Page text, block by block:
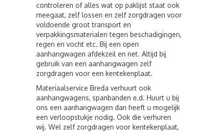
controleren of alles wat op paklijst staat ook
meegaat, zelf lossen en zelf zorgdragen voor
voldoende groot transport en
verpakkingsmaterialen tegen beschadigingen,
regen en vocht etc. Bij een open
aanhangwagen afdekzeil en net. Altijd bij
gebruik van een aanhangwagen zelf
zorgdragen voor een kentekenplaat.
Materiaalservice Breda verhuurt ook
aanhangwagens, spanbanden e.d. Huurt u bij
ons een aanhangwagen dan heeft u mogelijk
een verloopstukje nodig. Ook die verhuren
wij. Wel zelf zorgdragen voor kentekenplaat,